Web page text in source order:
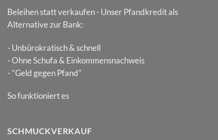
Beleihen statt verkaufen - Unser Pfandkredit als
Alternative zur Bank:
- Unbürokratisch & schnell
- Ohne Schufa & Einkommensnachweis
- "Geld gegen Pfand"
So funktioniert es
SCHMUCKVERKAUF